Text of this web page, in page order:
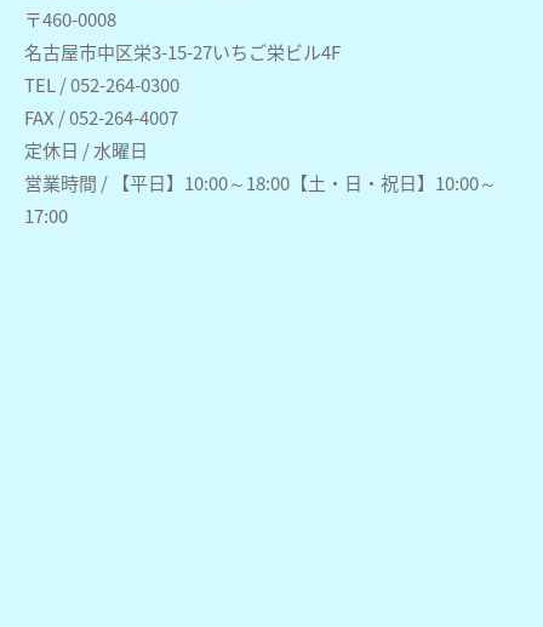
〒460-0008
名古屋市中区栄3-15-27いちご栄ビル4F
TEL / 052-264-0300
FAX / 052-264-4007
定休日 / 水曜日
営業時間 / 【平日】10:00～18:00【土・日・祝日】10:00～
17:00